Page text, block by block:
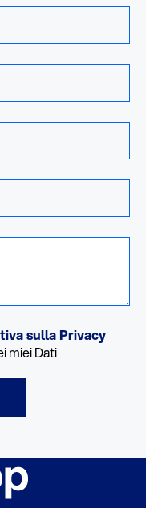
sulla Privacy
miei Dati